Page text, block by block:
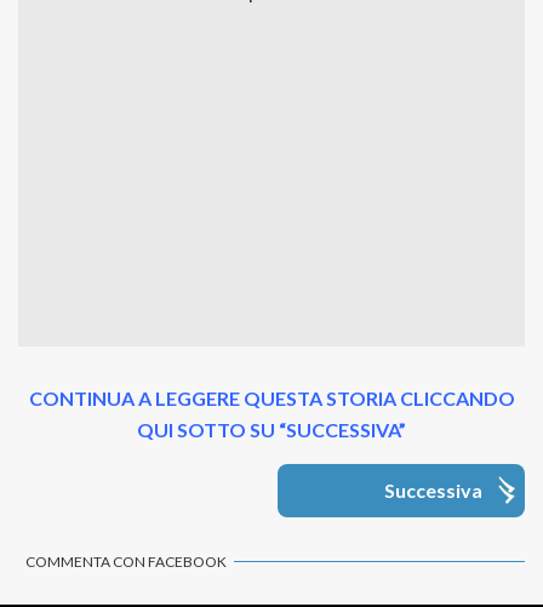
CONTINUA A LEGGERE QUESTA STORIA CLICCANDO
QUI SOTTO SU “SUCCESSIVA”
Successiva
COMMENTA CON FACEBOOK